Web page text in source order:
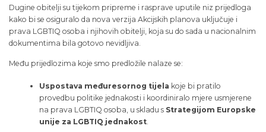
Dugine obitelji su tijekom pripreme i rasprave uputile niz prijedloga
kako bi se osiguralo da nova verzija Akcijskih planova uključuje i
prava LGBTIQ osoba i njihovih obitelji, koja su do sada u nacionalnim
dokumentima bila gotovo nevidljiva.
Među prijedlozima koje smo predložile nalaze se:
Uspostava međuresornog tijela koje bi pratilo
provedbu politike jednakosti i koordiniralo mjere usmjerene
na prava LGBTIQ osoba, u skladu s Strategijom Europske
unije za LGBTIQ jednakost.